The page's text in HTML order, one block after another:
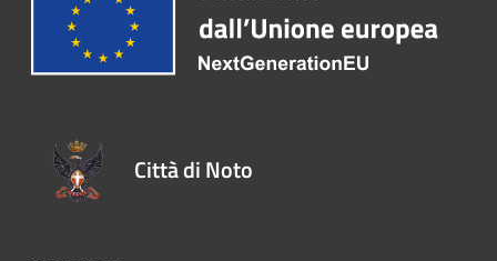
Città di Noto